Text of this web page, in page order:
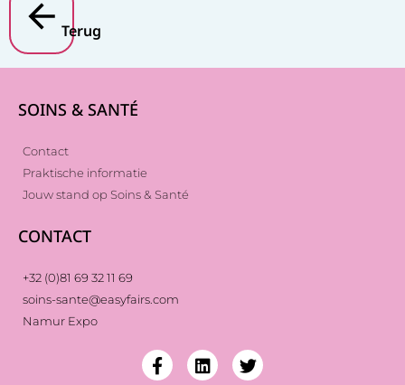
Terug
SOINS & SANTÉ
Contact
Praktische informatie
Jouw stand op Soins & Santé
CONTACT
+32 (0)81 69 32 11 69
soins-sante@easyfairs.com
Namur Expo